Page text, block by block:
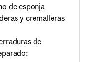
de esponja
y cremalleras
de